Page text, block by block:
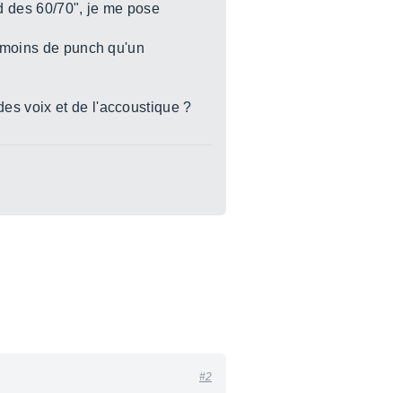
des 60/70", je me pose
de punch qu'un
voix et de l'accoustique ?
#2